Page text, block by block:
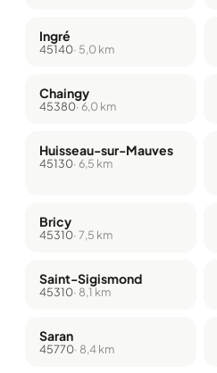
Ingré
45140· 5,0 km
Chaingy
45380· 6,0 km
Huisseau-sur-Mauves
45130· 6,5 km
Bricy
45310· 7,5 km
Saint-Sigismond
45310· 8,1 km
Saran
45770· 8,4 km